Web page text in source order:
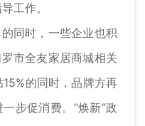
工作。
同时，一些企业也积
市全友家居商城相关
的同时，品牌方再
步促消费。“焕新”政